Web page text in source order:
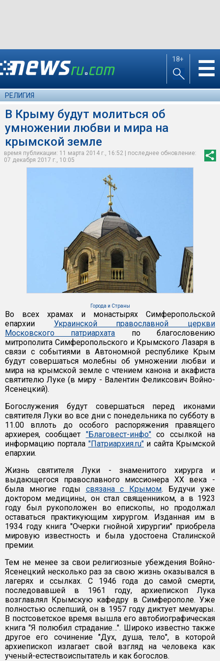
18+ ☰
РЕЛИГИЯ
В Крыму будут молиться об
умножении любви и мира на
крымской земле
время публикации: 11 марта 2014 г., 16:52 | последнее обновление:
07 декабря 2017 г., 10:05
Города и Страны
Во всех храмах и монастырях Симферопольской
епархии Украинской православной церкви
Московского патриархата по благословению
митрополита Симферопольского и Крымского Лазаря в
связи с событиями в Автономной республике Крым
будут совершаться молебны об умножении любви и
мира на крымской земле с чтением канона и акафиста
святителю Луке (в миру - Валентин Феликсович Войно-
Ясенецкий).
Богослужения будут совершаться перед иконами
святителя Луки во все дни с понедельника по субботу в
11.00 вплоть до особого распоряжения правящего
архиерея, сообщает "Благовест-инфо"со ссылкой на
информацию портала "Патриархия.ru"и сайта Крымской
епархии.
Жизнь святителя Луки - знаменитого хирурга и
выдающегося православного миссионера XX века -
была многие годы связана с Крымом. Будучи уже
доктором медицины, он стал священником, а в 1923
году был рукоположен во епископы, но продолжал
оставаться практикующим хирургом. Изданная им в
1934 году книга "Очерки гнойной хирургии" приобрела
мировую известность и была удостоена Сталинской
премии.
Тем не менее за свои религиозные убеждения Войно-
Ясенецкий несколько раз за свою жизнь оказывался в
лагерях и ссылках. С 1946 года до самой смерти,
последовавшей в 1961 году, архиепископ Лука
возглавлял Крымскую кафедру в Симферополе. Уже
полностью ослепший, он в 1957 году диктует мемуары.
В постсоветское время вышла его автобиографическая
книга "Я полюбил страдание…". Широко известно также
другое его сочинение "Дух, душа, тело", в которой
архиепископ излагает свой взгляд на человека как
ученый-естествоиспытатель и как богослов.